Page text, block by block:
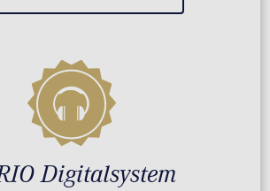
Digitalsystem